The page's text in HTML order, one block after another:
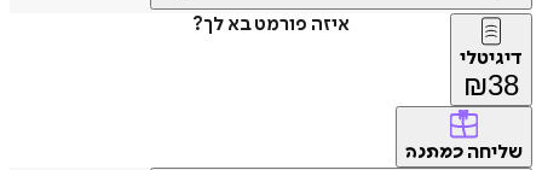
איזה פורמט בא לך?
דיגיטלי
₪38
שליחה כמתנה